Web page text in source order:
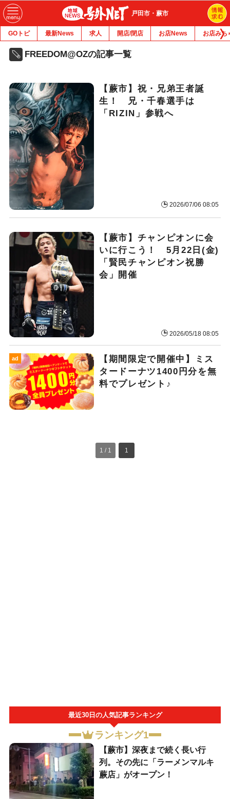
戸田市・蕨市
GOトピ 最新News 求人 開店/閉店 お店News お店みち
FREEDOM@OZの記事一覧
【蕨市】祝・兄弟王者誕
生！ 兄・千春選手は
「RIZIN」参戦へ
2026/07/06 08:05
【蕨市】チャンピオンに会
いに行こう！ 5月22日(金)
「賢民チャンピオン祝勝
会」開催
2026/05/18 08:05
ad
【期間限定で開催中】ミス
タードーナツ1400円分を無
料でプレゼント♪
1 / 1 1
最近30日の人気記事ランキング
ランキング1
【蕨市】深夜まで続く長い行
列。その先に「ラーメンマルキ
蕨店」がオープン！